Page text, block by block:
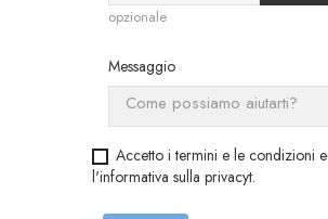
opzionale
Messaggio
Accetto i termini e le condizioni e
l'informativa sulla privacyt.